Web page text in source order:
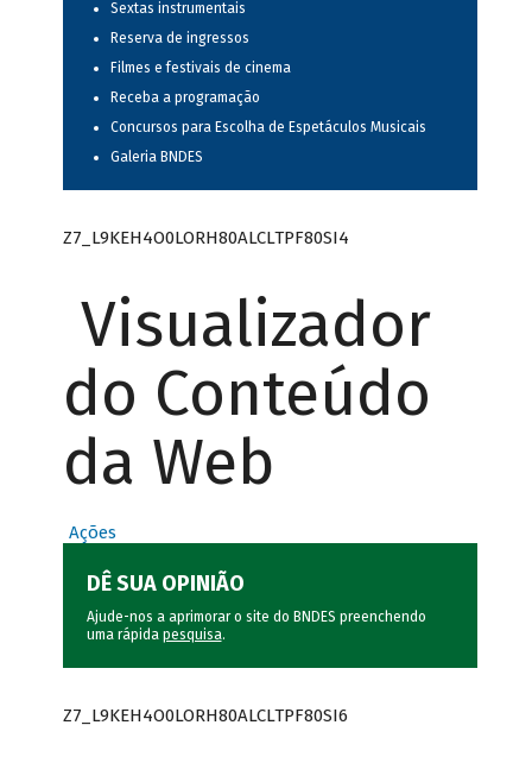
Sextas instrumentais
Reserva de ingressos
Filmes e festivais de cinema
Receba a programação
Concursos para Escolha de Espetáculos Musicais
Galeria BNDES
Z7_L9KEH4O0LORH80ALCLTPF80SI4
Visualizador
do Conteúdo
da Web
Ações
DÊ SUA OPINIÃO
Ajude-nos a aprimorar o site do BNDES preenchendo
uma rápida pesquisa.
Z7_L9KEH4O0LORH80ALCLTPF80SI6